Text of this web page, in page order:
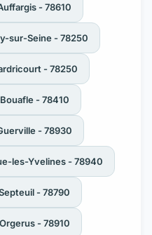
- 78610
sur-Seine - 78250
- 78250
- 78410
- 78930
les-Yvelines - 78940
- 78790
- 78910